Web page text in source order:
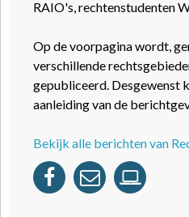
RAIO's, rechtenstudenten
Op de voorpagina wordt,
verschillende
gepubliceerd. Desgewenst
aanleiding van de
Bekijk alle berichten van